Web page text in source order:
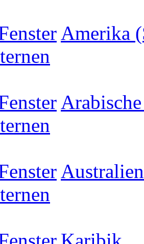
Amerika
Australien